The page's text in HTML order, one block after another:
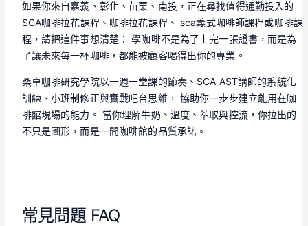
如果你來自嘉義、彰化、苗栗、南投，正在尋找值得通勤投入的
SCA咖啡拉花課程、咖啡拉花課程、 sca義式咖啡師課程或咖啡課
程，請把這件事想清楚： 學咖啡不是為了上完一張證書，而是為
了讓未來每一杯咖啡，都能被顧客喝得出你的專業。
桑卓咖啡研究學院以一週一堂課的節奏、SCA AST講師的系統化
訓練、小班制修正與實戰吧台思維， 協助你一步步建立能用在咖
啡館現場的能力。 當你理解牛奶、溫度、萃取與控流，你拉出的
不只是圖形，而是一間咖啡館的品質承諾。
常見問題 FAQ